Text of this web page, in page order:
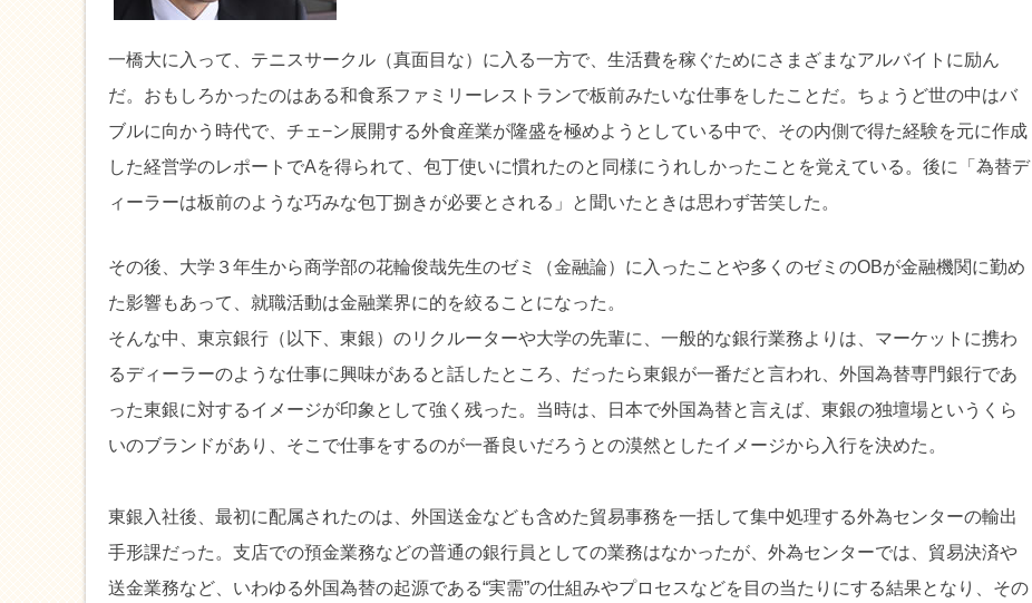
一橋大に入って、テニスサークル（真面目な）に入る一方で、生活費を稼ぐためにさまざまなアルバイトに励ん
だ。おもしろかったのはある和食系ファミリーレストランで板前みたいな仕事をしたことだ。ちょうど世の中はバ
ブルに向かう時代で、チェ−ン展開する外食産業が隆盛を極めようとしている中で、その内側で得た経験を元に作成
した経営学のレポートでAを得られて、包丁使いに慣れたのと同様にうれしかったことを覚えている。後に「為替デ
ィーラーは板前のような巧みな包丁捌きが必要とされる」と聞いたときは思わず苦笑した。
その後、大学３年生から商学部の花輪俊哉先生のゼミ（金融論）に入ったことや多くのゼミのOBが金融機関に勤め
た影響もあって、就職活動は金融業界に的を絞ることになった。
そんな中、東京銀行（以下、東銀）のリクルーターや大学の先輩に、一般的な銀行業務よりは、マーケットに携わ
るディーラーのような仕事に興味があると話したところ、だったら東銀が一番だと言われ、外国為替専門銀行であ
った東銀に対するイメージが印象として強く残った。当時は、日本で外国為替と言えば、東銀の独壇場というくら
いのブランドがあり、そこで仕事をするのが一番良いだろうとの漠然としたイメージから入行を決めた。
東銀入社後、最初に配属されたのは、外国送金なども含めた貿易事務を一括して集中処理する外為センターの輸出
手形課だった。支店での預金業務などの普通の銀行員としての業務はなかったが、外為センターでは、貿易決済や
送金業務など、いわゆる外国為替の起源である“実需”の仕組みやプロセスなどを目の当たりにする結果となり、その